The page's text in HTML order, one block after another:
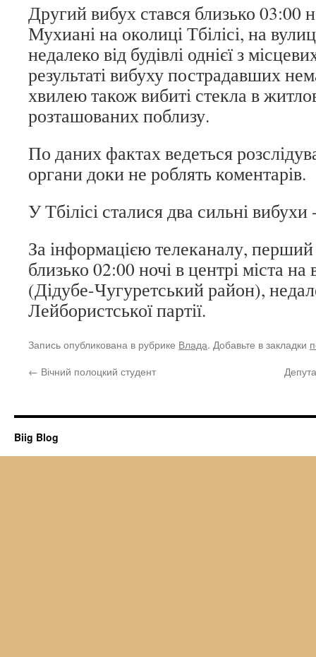
Другий вибух стався близько 03:00
Мухиані на околиці Тбілісі, на
недалеко від будівлі однієї з
результаті вибуху пострадавших
хвилею також вибиті стекла в
розташованих поблизу.
По даних фактах ведеться
органи доки не роблять коментарів.
У Тбілісі сталися два сильні
За інформацією телеканалу, перший
близько 02:00 ночі в центрі міста
(Дідубе-Чугуретський район),
Лейбористської партії.
Запись опубликована в рубрике Влада. Добавьте в закладки
← Вічний полоцкий студент
Biig Blog